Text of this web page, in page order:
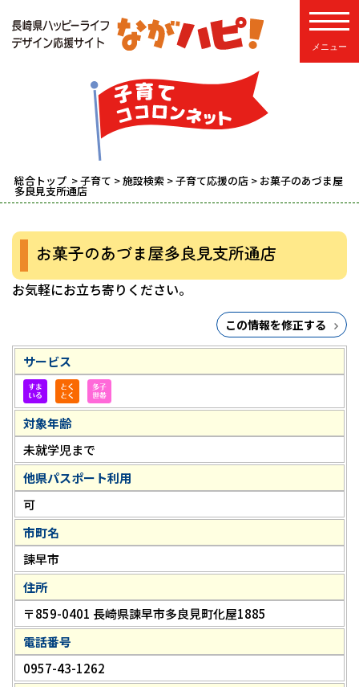
総合トップ >子育て >施設検索 >子育て応援の店 > お菓子のあづま屋
多良見支所通店
お菓子のあづま屋多良見支所通店
お気軽にお立ち寄りください。
この情報を修正する
サービス
対象年齢
未就学児まで
他県パスポート利用
可
市町名
諫早市
住所
〒859-0401 長崎県諫早市多良見町化屋1885
電話番号
0957-43-1262